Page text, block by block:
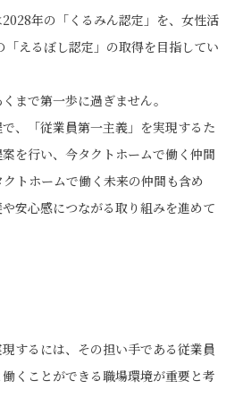
年の「くるみん認定」を、女性活
えるぼし認定」の取得を目指してい
まで第一歩に過ぎません。
、「従業員第一主義」を実現するた
を行い、今タクトホームで働く仲間
クトホームで働く未来の仲間も含め
安心感につながる取り組みを進めて
現するには、その担い手である従業員
くことができる職場環境が重要と考